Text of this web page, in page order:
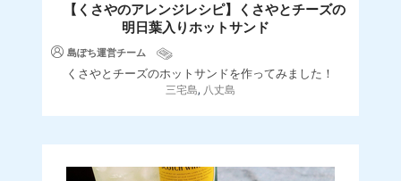
【くさやのアレンジレシピ】くさやとチーズの
明日葉入りホットサンド
島ぽち運営チーム
くさやとチーズのホットサンドを作ってみました！
三宅島, 八丈島